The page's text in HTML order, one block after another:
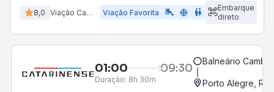
8,0 Viação Catarinense Viação Favorita airline_seat_legroom_extra ac_unit WC
Embarque
direto
01:00 09:30
Duração: 8h 30m
Balneário
Porto Alegre, RS